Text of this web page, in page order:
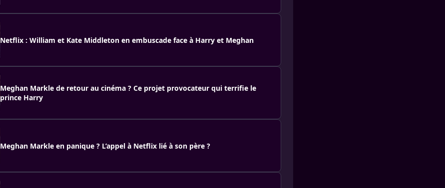
Netflix : William et Kate Middleton en embuscade face à Harry et Meghan
Meghan Markle de retour au cinéma ? Ce projet provocateur qui terrifie le
prince Harry
Meghan Markle en panique ? L’appel à Netflix lié à son père ?